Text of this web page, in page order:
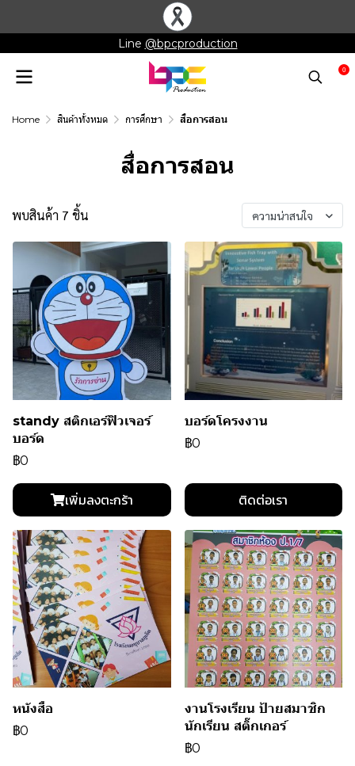
Line @bpcproduction
0
Home สินค้าทั้งหมด การศึกษา สื่อการสอน
สื่อการสอน
พบสินค้า 7 ชิ้น ความน่าสนใจ
standy สติกเอร์ฟิวเจอร์
บอร์ด
฿0
เพิ่มลงตะกร้า
บอร์ดโครงงาน
฿0
ติดต่อเรา
หนังสือ
฿0
งานโรงเรียน ป้ายสมาชิก
นักเรียน สติ๊กเกอร์
฿0